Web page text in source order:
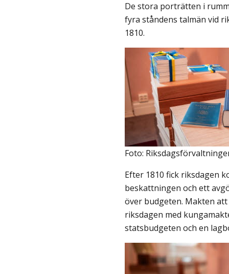
De stora porträtten i
fyra ståndens talmän vid
1810.
Foto:
Efter 1810 fick riksdagen
beskattningen och ett
över budgeten. Makten
riksdagen med
statsbudgeten och en